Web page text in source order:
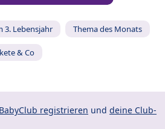
3. Lebensjahr Thema des Monats
& Co
registrieren und deine Club-